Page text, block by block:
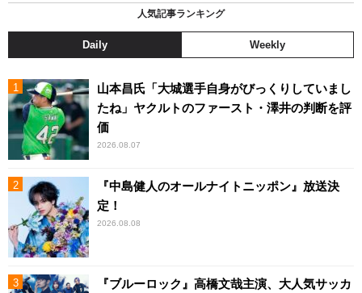
人気記事ランキング
Daily Weekly
山本昌氏「大城選手自身がびっくりしていまし
たね」ヤクルトのファースト・澤井の判断を評
価
2026.08.07
『中島健人のオールナイトニッポン』放送決
定！
2026.08.08
『ブルーロック』高橋文哉主演、大人気サッカ